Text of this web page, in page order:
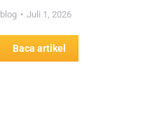
blog Juli 1, 2026
Baca artikel